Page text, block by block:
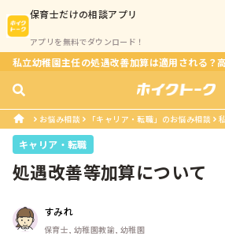
保育士だけの相談アプリ
アプリを無料でダウンロード！
私立幼稚園主任の処遇改善加算は適用される？
お悩み相談 「キャリア・転職」のお悩み相談
キャリア・転職
処遇改善等加算について
すみれ
保育士, 幼稚園教諭, 幼稚園